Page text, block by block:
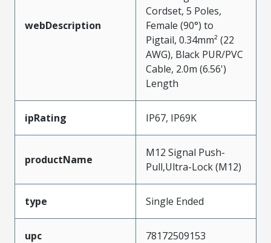
webDescription
Cordset, 5 Poles,
Female (90°) to
Pigtail, 0.34mm² (22
AWG), Black PUR/PVC
Cable, 2.0m (6.56')
Length
ipRating IP67, IP69K
productName
M12 Signal Push-
Pull,Ultra-Lock (M12)
type Single Ended
upc 78172509153